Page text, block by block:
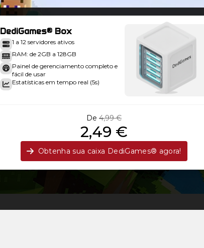
DediGames® Box
1 a 12 servidores ativos
RAM: de 2GB a 128GB
Painel de gerenciamento completo e
fácil de usar
Estatísticas em tempo real (5s)
De 4,99 €
2,49 €
Obtenha sua caixa DediGames® agora!